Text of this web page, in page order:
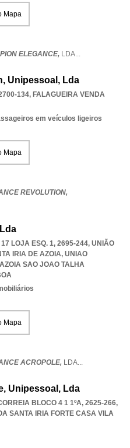
Mapa
ELEGANCE, LDA...
Unipessoal, Lda
134, FALAGUEIRA VENDA
em veículos ligeiros
Mapa
REVOLUTION,
LOJA ESQ. 1, 2695-244, UNIÃO
IRIA DE AZOIA, UNIAO
SAO JOAO TALHA
Mapa
ACROPOLE, LDA...
Unipessoal, Lda
BLOCO 4 1 1ºA, 2625-266,
SANTA IRIA FORTE CASA VILA